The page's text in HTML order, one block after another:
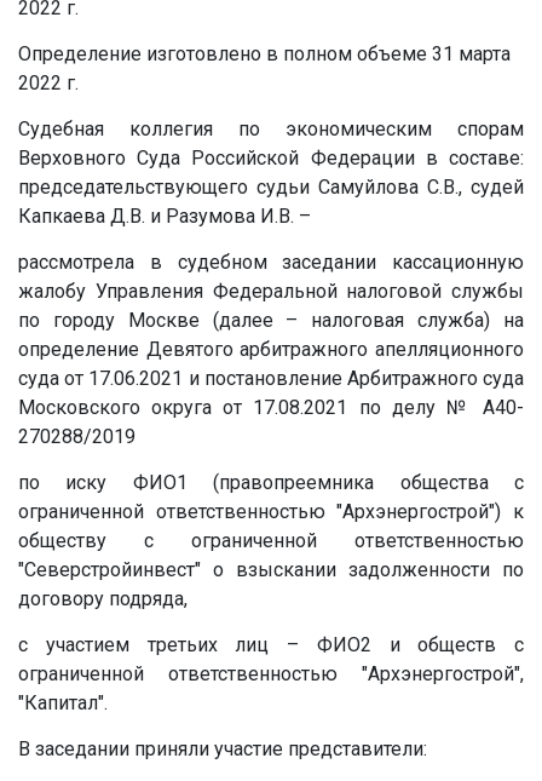
2022 г.
Определение изготовлено в полном объеме 31 марта
2022 г.
Судебная коллегия по экономическим спорам
Верховного Суда Российской Федерации в составе:
председательствующего судьи Самуйлова С.В., судей
Капкаева Д.В. и Разумова И.В. –
рассмотрела в судебном заседании кассационную
жалобу Управления Федеральной налоговой службы
по городу Москве (далее – налоговая служба) на
определение Девятого арбитражного апелляционного
суда от 17.06.2021 и постановление Арбитражного суда
Московского округа от 17.08.2021 по делу № А40-
270288/2019
по иску ФИО1 (правопреемника общества с
ограниченной ответственностью "Архэнергострой") к
обществу с ограниченной ответственностью
"Северстройинвест" о взыскании задолженности по
договору подряда,
с участием третьих лиц – ФИО2 и обществ с
ограниченной ответственностью "Архэнергострой",
"Капитал".
В заседании приняли участие представители: